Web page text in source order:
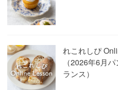
れこれしぴ
（2026年6月
ランス）